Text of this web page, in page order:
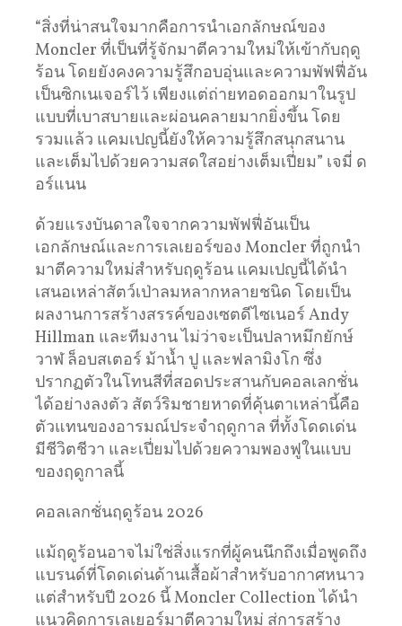
“สิ่งที่น่าสนใจมากคือการนำเอกลักษณ์ของ
Moncler ที่เป็นที่รู้จักมาตีความใหม่ให้เข้ากับฤดู
ร้อน โดยยังคงความรู้สึกอบอุ่นและความพัฟฟี่อัน
เป็นซิกเนเจอร์ไว้ เพียงแต่ถ่ายทอดออกมาในรูป
แบบที่เบาสบายและผ่อนคลายมากยิ่งขึ้น โดย
รวมแล้ว แคมเปญนี้ยังให้ความรู้สึกสนุกสนาน
และเต็มไปด้วยความสดใสอย่างเต็มเปี่ยม” เจมี่ ด
อร์แนน
ด้วยแรงบันดาลใจจากความพัฟฟี่อันเป็น
เอกลักษณ์และการเลเยอร์ของ Moncler ที่ถูกนำ
มาตีความใหม่สำหรับฤดูร้อน แคมเปญนี้ได้นำ
เสนอเหล่าสัตว์เป่าลมหลากหลายชนิด โดยเป็น
ผลงานการสร้างสรรค์ของเซตดีไซเนอร์ Andy
Hillman และทีมงาน ไม่ว่าจะเป็นปลาหมึกยักษ์
วาฬ ล็อบสเตอร์ ม้าน้ำ ปู และฟลามิงโก ซึ่ง
ปรากฏตัวในโทนสีที่สอดประสานกับคอลเลกชั่น
ได้อย่างลงตัว สัตว์ริมชายหาดที่คุ้นตาเหล่านี้คือ
ตัวแทนของอารมณ์ประจำฤดูกาล ที่ทั้งโดดเด่น
มีชีวิตชีวา และเปี่ยมไปด้วยความพองฟูในแบบ
ของฤดูกาลนี้
คอลเลกชั่นฤดูร้อน 2026
แม้ฤดูร้อนอาจไม่ใช่สิ่งแรกที่ผู้คนนึกถึงเมื่อพูดถึง
แบรนด์ที่โดดเด่นด้านเสื้อผ้าสำหรับอากาศหนาว
แต่สำหรับปี 2026 นี้ Moncler Collection ได้นำ
แนวคิดการเลเยอร์มาตีความใหม่ สู่การสร้าง